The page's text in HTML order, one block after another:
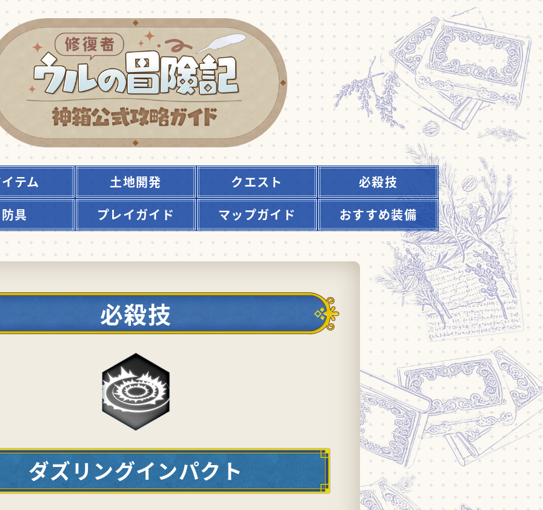
テム 土地開発 クエスト
必殺技
防具
プレイガイド マップガイド おすすめ装備
必殺技
ダズリングインパクト